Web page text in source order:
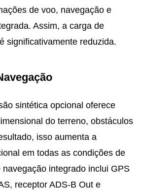
de voo, navegação e
Assim, a carga de
significativamente reduzida.
sintética opcional oferece
do terreno, obstáculos
isso aumenta a
em todas as condições de
integrado inclui GPS
receptor ADS-B Out e